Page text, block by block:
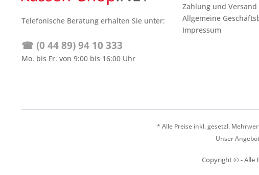
Telefonische Beratung erhalten Sie unter:
☎ (0 44 89) 94 10 333
Mo. bis Fr. von 9:00 bis 16:00 Uhr
Zahlung und Versand
Allgemeine
Impressum
* Alle Preise inkl. gesetzl.
Unser
Copyright © - Alle